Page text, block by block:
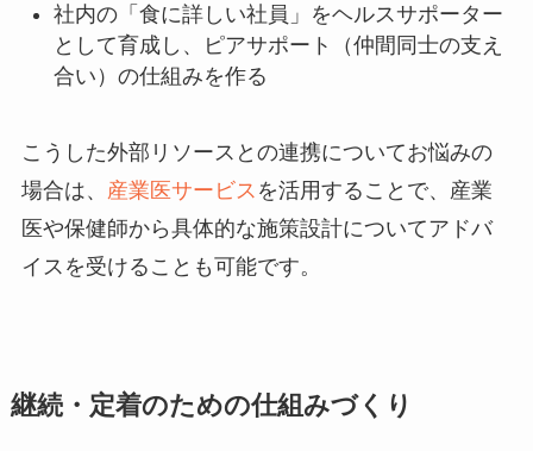
社内の「食に詳しい社員」をヘルスサポーター
として育成し、ピアサポート（仲間同士の支え
合い）の仕組みを作る
こうした外部リソースとの連携についてお悩みの
場合は、 産業医サービス を活用することで、産業
医や保健師から具体的な施策設計についてアドバ
イスを受けることも可能です。
継続・定着のための仕組みづくり